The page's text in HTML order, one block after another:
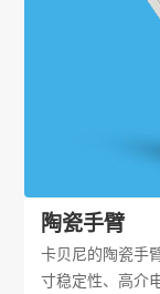
陶瓷手臂
卡贝尼的陶瓷手
寸稳定性、高介